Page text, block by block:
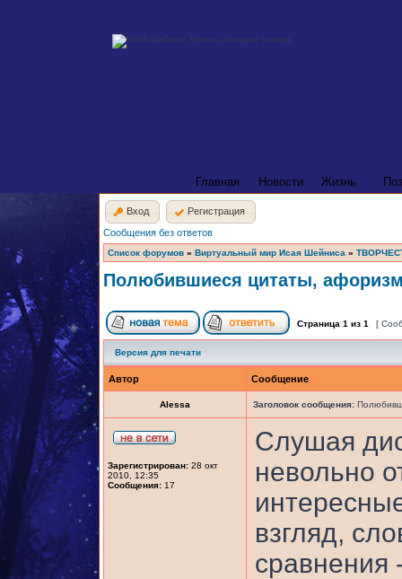
Главная Новости Жизнь
Вход
Регистрация
Сообщения без ответов
Список форумов » Виртуальный мир Исая Шейниса »
Полюбившиеся цитаты,
Страница 1 из 1 [
Версия для печати
Автор Сообщение
Alessa Заголовок сообщения:
Зарегистрирован: 28 окт
2010, 12:35
Сообщения: 17
Слушая
невольно
взгляд,